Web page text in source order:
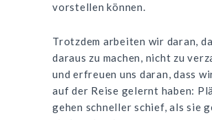
vorstellen können.
Trotzdem arbeiten wir daran,
daraus zu machen, nicht zu
und erfreuen uns daran, dass
auf der Reise gelernt haben:
gehen schneller schief, als sie